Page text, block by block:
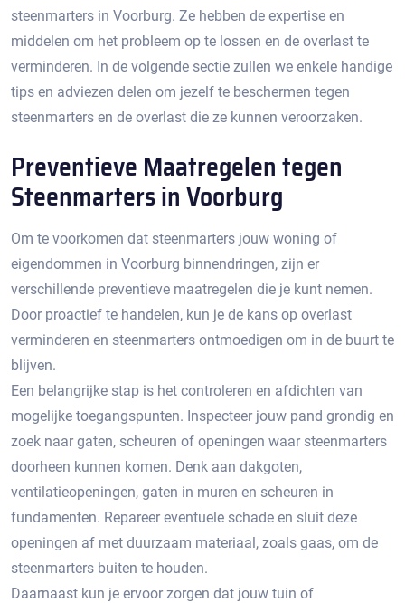
steenmarters in Voorburg.​ Ze hebben de expertise en
middelen om het probleem op te lossen en de overlast te
verminderen.​ In de volgende sectie zullen we enkele handige
tips en adviezen delen om jezelf te beschermen tegen
steenmarters en de overlast die ze kunnen veroorzaken.​
Preventieve Maatregelen tegen
Steenmarters in Voorburg
Om te voorkomen dat steenmarters jouw woning of
eigendommen in Voorburg binnendringen, zijn er
verschillende preventieve maatregelen die je kunt nemen.​
Door proactief te handelen, kun je de kans op overlast
verminderen en steenmarters ontmoedigen om in de buurt te
blijven.
Een belangrijke stap is het controleren en afdichten van
mogelijke toegangspunten.​ Inspecteer jouw pand grondig en
zoek naar gaten, scheuren of openingen waar steenmarters
doorheen kunnen komen.​ Denk aan dakgoten,
ventilatieopeningen, gaten in muren en scheuren in
fundamenten. Repareer eventuele schade en sluit deze
openingen af met duurzaam materiaal, zoals gaas, om de
steenmarters buiten te houden.​
Daarnaast kun je ervoor zorgen dat jouw tuin of